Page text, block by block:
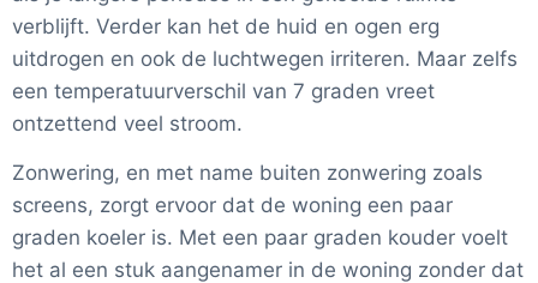
verblijft. Verder kan het de huid en ogen erg
uitdrogen en ook de luchtwegen irriteren. Maar zelfs
een temperatuurverschil van 7 graden vreet
ontzettend veel stroom.
Zonwering, en met name buiten zonwering zoals
screens, zorgt ervoor dat de woning een paar
graden koeler is. Met een paar graden kouder voelt
het al een stuk aangenamer in de woning zonder dat